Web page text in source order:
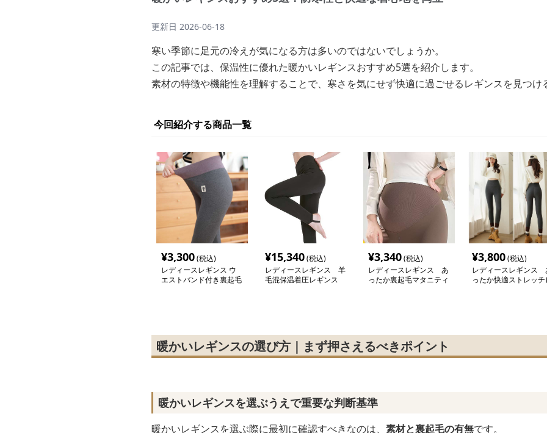
更新日 2026-06-18
寒い季節に足元の冷えが気になる方は多いのではないでしょうか。
この記事では、保温性に優れた暖かいレギンスおすすめ5選を紹介します。
素材の特徴や機能性を理解することで、寒さを気にせず快適に過ごせるレギンスを見つけ
今回紹介する商品一覧
¥3,300(税込)
レディースレギンス ウ
エストバンド付き裏起毛
¥15,340(税込)
レディースレギンス 羊
毛混保温着圧レギンス
¥3,340(税込)
レディースレギンス あ
ったか裏起毛マタニティ
¥3,800(税込)
レディースレギンス
ったか快適ストレッチ
暖かいレギンスの選び方｜まず押さえるべきポイント
暖かいレギンスを選ぶうえで重要な判断基準
暖かいレギンスを選ぶ際に最初に確認すべきなのは、 素材と裏起毛の有無です。